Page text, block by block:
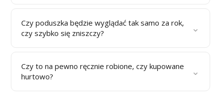
Czy poduszka będzie wyglądać tak samo za rok,
czy szybko się zniszczy?
⌄
Czy to na pewno ręcznie robione, czy kupowane
hurtowo?
⌄